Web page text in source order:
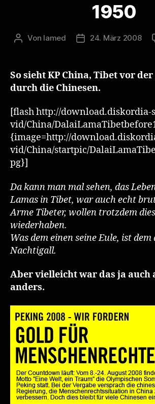
1950
Beitragsautor
Von lamed 24. März 2008
So sieht KP China, Tibet vor
durch die Chinesen.
[flash http://download.diskordia-
vid/China/
{image=http://
vid/China/startpic/
pg}]
Da kann man mal sehen, das
Lamas in Tibet, war auch echt
Arme Tibeter, wollen trotzdem
wiederhaben.
Was dem einen seine Eule, ist
Nachtigall.
Aber vielleicht war das ja auch
anders.